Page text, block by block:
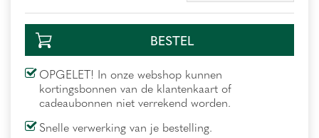
OPGELET! In onze webshop kunnen
kortingsbonnen van de klantenkaart of
cadeaubonnen niet verrekend worden.
Snelle verwerking van je bestelling.